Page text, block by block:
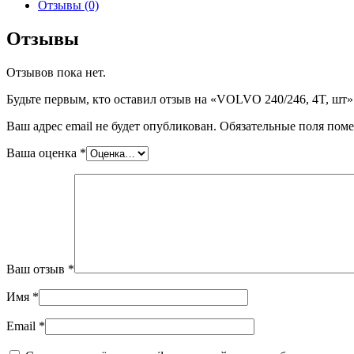
VOLVO
4T,
шт
Отзывы (0)
Отзывы
Отзывов пока нет.
Будьте первым, кто оставил отзыв на «VOLVO 240/246, 4T, шт»
Ваш адрес email не будет опубликован. Обязательные поля
Ваша оценка *
Ваш отзыв *
Имя *
Email *